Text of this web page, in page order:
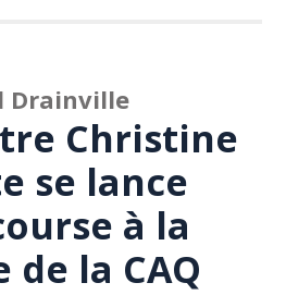
Drainville
Christine
se lance
à la
la CAQ